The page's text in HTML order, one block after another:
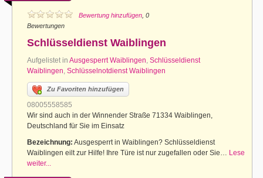
Bewertung hinzufügen , 0
Bewertungen
Schlüsseldienst Waiblingen
Aufgelistet in Ausgesperrt Waiblingen, Schlüsseldienst
Waiblingen, Schlüsselnotdienst Waiblingen
Zu Favoriten hinzufügen
08005558585
Wir sind auch in der Winnender Straße 71334 Waiblingen,
Deutschland für Sie im Einsatz
Bezeichnung: Ausgesperrt in Waiblingen? Schlüsseldienst
Waiblingen eilt zur Hilfe! Ihre Türe ist nur zugefallen oder Sie… Lese
weiter...